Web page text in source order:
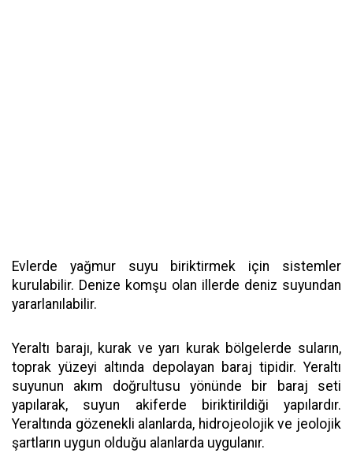
Evlerde yağmur suyu biriktirmek için sistemler
kurulabilir. Denize komşu olan illerde deniz suyundan
yararlanılabilir.
Yeraltı barajı, kurak ve yarı kurak bölgelerde suların,
toprak yüzeyi altında depolayan baraj tipidir. Yeraltı
suyunun akım doğrultusu yönünde bir baraj seti
yapılarak, suyun akiferde biriktirildiği yapılardır.
Yeraltında gözenekli alanlarda, hidrojeolojik ve jeolojik
şartların uygun olduğu alanlarda uygulanır.